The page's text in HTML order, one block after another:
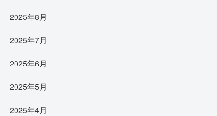
2025年8月
2025年7月
2025年6月
2025年5月
2025年4月